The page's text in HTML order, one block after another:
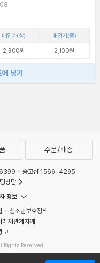
매입가(상)
매입가(중)
2,300원 2,100원
에 넣기
주문/배송
중고샵 1566-4295
상담
정보
청소년보호정책
래처관계자께
고
Rights Reserved.